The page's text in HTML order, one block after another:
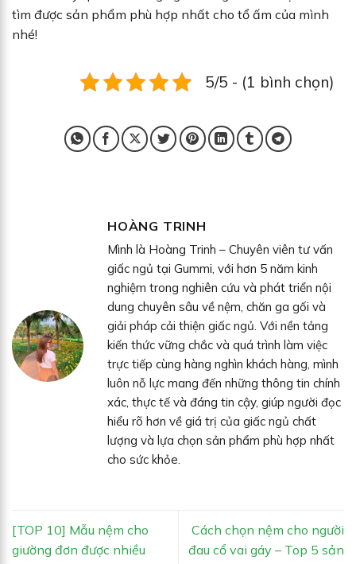
tìm được sản phẩm phù hợp nhất cho tổ ấm của mình
nhé!
5/5 - (1 bình chọn)
HOÀNG TRINH
Mình là Hoàng Trinh – Chuyên viên tư vấn
giấc ngủ tại Gummi, với hơn 5 năm kinh
nghiệm trong nghiên cứu và phát triển nội
dung chuyên sâu về nệm, chăn ga gối và
giải pháp cải thiện giấc ngủ. Với nền tảng
kiến thức vững chắc và quá trình làm việc
trực tiếp cùng hàng nghìn khách hàng, mình
luôn nỗ lực mang đến những thông tin chính
xác, thực tế và đáng tin cậy, giúp người đọc
hiểu rõ hơn về giá trị của giấc ngủ chất
lượng và lựa chọn sản phẩm phù hợp nhất
cho sức khỏe.
[TOP 10] Mẫu nệm cho
giường đơn được nhiều
Cách chọn nệm cho người
đau cổ vai gáy – Top 5 sản